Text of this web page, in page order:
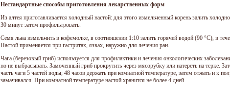
Нестандартные способы приготовления лекарственных форм
Из алтея приготавливается холодный настой: для этого измельченный корень залить
30 минут затем профильтровать.
Семя льна измельчить в кофемолке, в соотношении 1:10 залить горячей водой (90 °C), в
Настой применяется при гастритах, язвах, наружно для лечения ран.
Чага (березовый гриб) используется для профилактики и лечения онкологических
но не выбрасывать. Замоченный гриб прокрутить через мясорубку или натереть на терке.
часть чаги 5 частей воды; 48 часов держать при комнатной температуре, затем отжать и к
замачивался. При комнатной температуре настой хранится не более 4 дней.